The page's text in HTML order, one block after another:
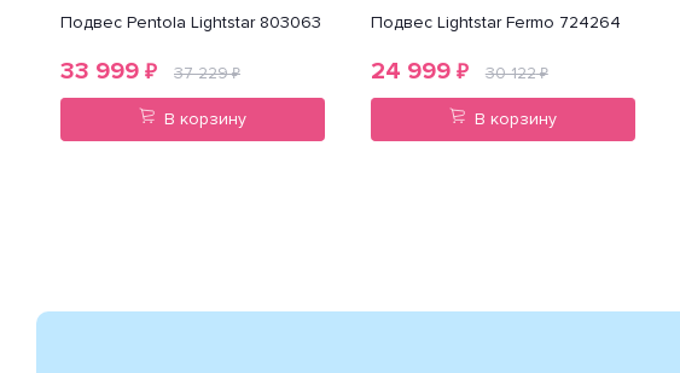
Подвес Pentola Lightstar 803063
33 999₽ 37 229₽
В корзину
Подвес Lightstar Fermo 724264
24 999₽ 30 122₽
В корзину